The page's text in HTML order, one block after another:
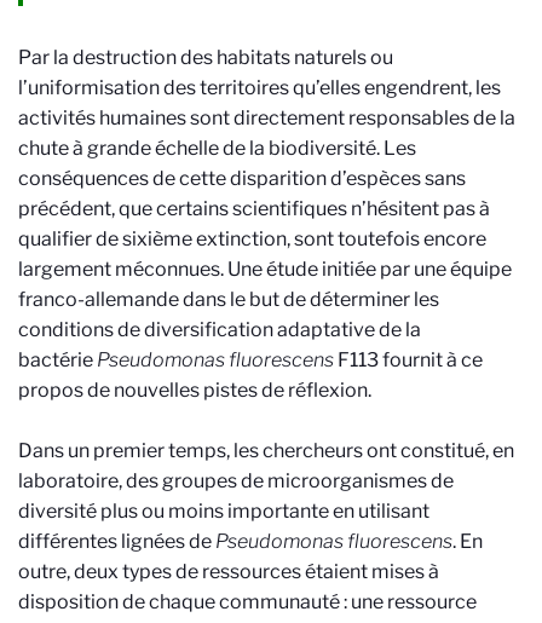
Par la destruction des habitats naturels ou
l’uniformisation des territoires qu’elles engendrent, les
activités humaines sont directement responsables de la
chute à grande échelle de la biodiversité. Les
conséquences de cette disparition d’espèces sans
précédent, que certains scientifiques n’hésitent pas à
qualifier de sixième extinction, sont toutefois encore
largement méconnues. Une étude initiée par une équipe
franco-allemande dans le but de déterminer les
conditions de diversification adaptative de la
bactérie Pseudomonas fluorescens F113 fournit à ce
propos de nouvelles pistes de réflexion.
Dans un premier temps, les chercheurs ont constitué, en
laboratoire, des groupes de microorganismes de
diversité plus ou moins importante en utilisant
différentes lignées de Pseudomonas fluorescens. En
outre, deux types de ressources étaient mises à
disposition de chaque communauté : une ressource